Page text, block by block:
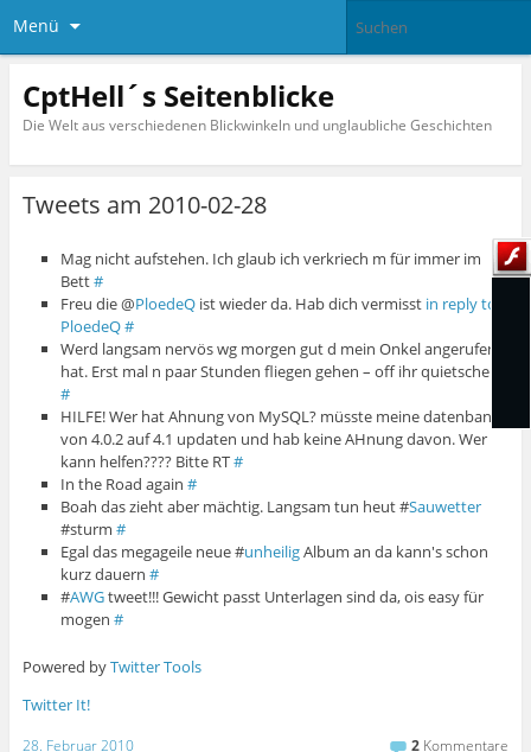
Menü
CptHell´s Seitenblicke
Die Welt aus verschiedenen Blickwinkeln und unglaubliche Geschichten
Tweets am 2010-02-28
Mag nicht aufstehen. Ich glaub ich verkriech m für immer im
Bett#
Freu die @PloedeQ ist wieder da. Hab dich vermisst in reply to
PloedeQ#
Werd langsam nervös wg morgen gut d mein Onkel angerufen
hat. Erst mal n paar Stunden fliegen gehen – off ihr quietscher
#
HILFE! Wer hat Ahnung von MySQL? müsste meine datenbank
von 4.0.2 auf 4.1 updaten und hab keine AHnung davon. Wer
kann helfen???? Bitte RT#
In the Road again#
Boah das zieht aber mächtig. Langsam tun heut #Sauwetter
#sturm#
Egal das megageile neue #unheiligAlbum an da kann's schon
kurz dauern#
#AWGtweet!!! Gewicht passt Unterlagen sind da, ois easy für
mogen#
Powered byTwitter Tools
Twitter It!
28. Februar 2010 2 Kommentare